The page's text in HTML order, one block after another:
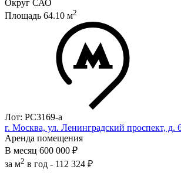
Округ САО
Площадь 64.10 м2
Лот: РС3169-a
г. Москва, ул. Ленинградский проспект, д.
Аренда помещения
В месяц 600 000 ₽
за м2 в год - 112 324 ₽